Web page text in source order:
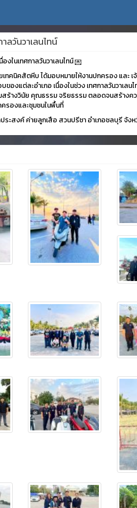
ลวันวาเลนไทน์
งในเทศกาลวันวาเลนไทน์
คนิคสัตหีบ ได้มอบหมายให้งานปกครอง และ เ
งแต่ละอำเภอ เนื่องในช่วง เทศกาลวันวาเล
ร้างวินัย คุณธรรม จริยธรรม ตลอดจนสร้างค
รองและชุมชนในพื้นที่
ระสงค์ ค่ายลูกเสือ สวนปรีชา อำเภอชลบุรี จั